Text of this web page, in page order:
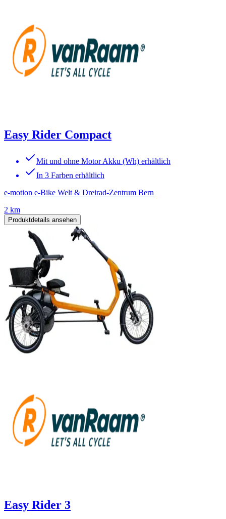
Easy Rider Compact
Mit und ohne Motor Akku (Wh) erhältlich
In 3 Farben erhältlich
e-motion e-Bike Welt & Dreirad-Zentrum Bern
2 km
Produktdetails ansehen
Easy Rider 3